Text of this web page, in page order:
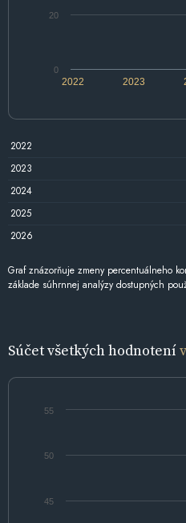
2022 2023
0
20
2022
2023
2024
2025
2026
Graf znázorňuje zmeny percentuálneho
základe súhrnnej analýzy dostupných
Súčet všetkých hodnotení
45
50
55